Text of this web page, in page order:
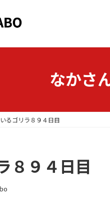
なかさ
るゴリラ８９４日目
８９４日目